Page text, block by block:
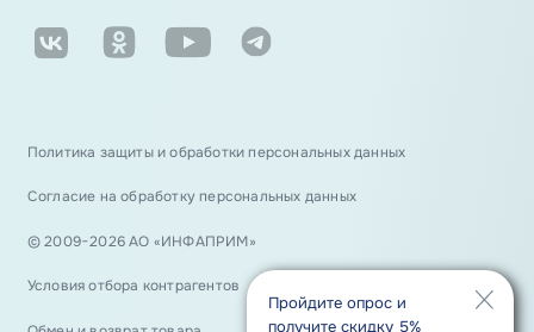
Пройдите опрос и
получите скидку 5%
Политика защиты и обработки персональных данных
Согласие на обработку персональных данных
© 2009−2026 АО «ИНФАПРИМ»
Условия отбора контрагентов